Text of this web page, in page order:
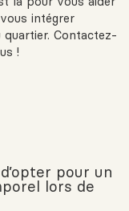
intégrer
Contactez-
!
pour un
lors de